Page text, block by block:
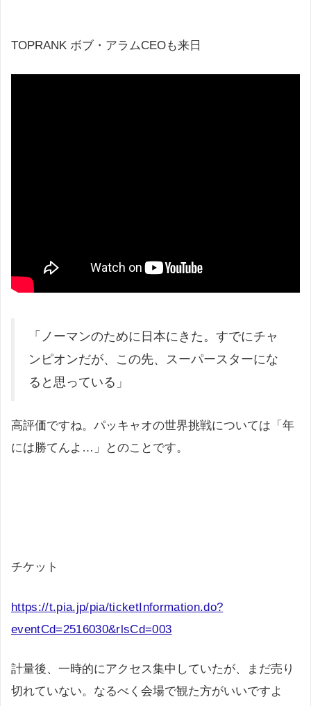
TOPRANK ボブ・アラムCEOも来日
「ノーマンのために日本にきた。すでにチャ
ンピオンだが、この先、スーパースターにな
ると思っている」
高評価ですね。パッキャオの世界挑戦については「年
には勝てんよ…」とのことです。
チケット
https://t.pia.jp/pia/ticketInformation.do?
eventCd=2516030&rlsCd=003
計量後、一時的にアクセス集中していたが、まだ売り
切れていない。なるべく会場で観た方がいいですよ